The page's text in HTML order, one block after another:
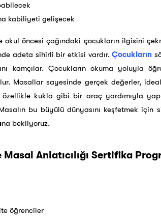
kabiliyeti gelişecek
okul öncesi çağındaki çocukların ilgisini
adeta sihirli bir etkisi vardır.Çocukların
kamçılar. Çocukların okuma yoluyla
Masallar sayesinde gerçek değerler,
kukla gibi bir araç yardımıyla
bu büyülü dünyasını keşfetmek için
na bekliyoruz.
Anlatıcılığı Sertifika
öğrenciler